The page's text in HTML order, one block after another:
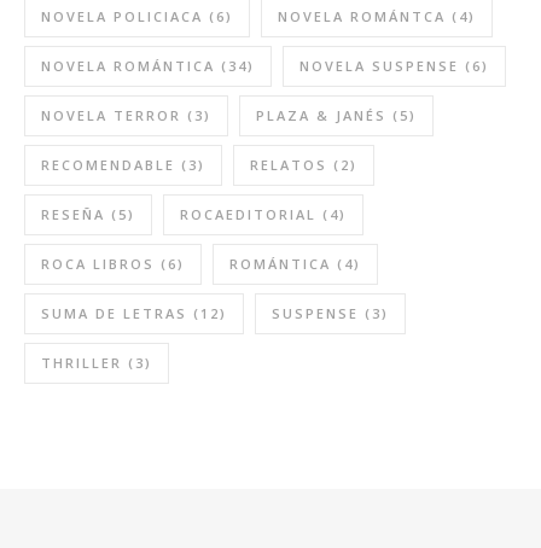
NOVELA POLICIACA (6) NOVELA ROMÁNTCA (4)
NOVELA ROMÁNTICA (34) NOVELA SUSPENSE (6)
NOVELA TERROR (3) PLAZA & JANÉS (5)
RECOMENDABLE (3) RELATOS (2)
RESEÑA (5) ROCAEDITORIAL (4)
ROCA LIBROS (6) ROMÁNTICA (4)
SUMA DE LETRAS (12) SUSPENSE (3)
THRILLER (3)